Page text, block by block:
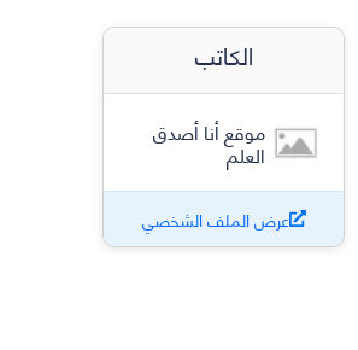
الكاتب
موقع أنا أصدق
العلم
عرض الملف الشخصي